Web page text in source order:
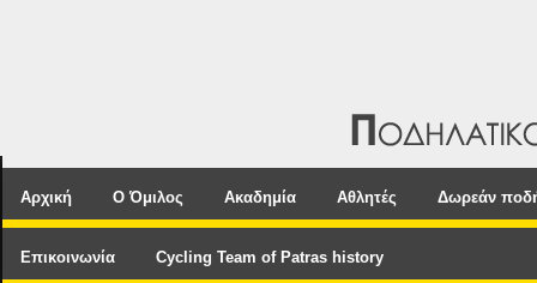
Αρχική Ο Όμιλος Ακαδημία Αθλητές Δωρεάν
Επικοινωνία Cycling Team of Patras history